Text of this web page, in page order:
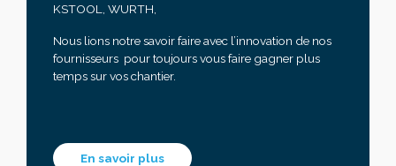
KSTOOL, WURTH,
Nous lions notre savoir faire avec l’innovation de nos
fournisseurs pour toujours vous faire gagner plus
temps sur vos chantier.
En savoir plus